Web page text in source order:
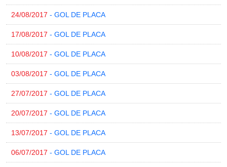
24/08/2017 - GOL DE PLACA
17/08/2017 - GOL DE PLACA
10/08/2017 - GOL DE PLACA
03/08/2017 - GOL DE PLACA
27/07/2017 - GOL DE PLACA
20/07/2017 - GOL DE PLACA
13/07/2017 - GOL DE PLACA
06/07/2017 - GOL DE PLACA